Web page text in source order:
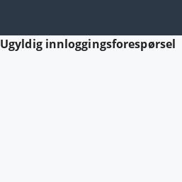
Ugyldig innloggingsforespørsel